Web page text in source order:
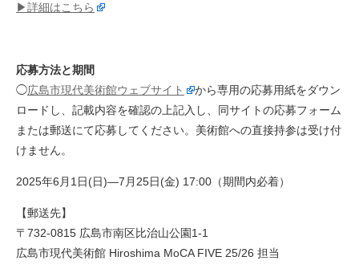
▶︎詳細はこちら
応募方法と期間
◯広島市現代美術館ウェブサイト
から専用の応募用紙をダウン
ロードし、記載内容を確認の上記入し、同サイトの応募フォーム
または郵送にて応募してください。美術館への直接持参は受け付
けません。
2025年6月1日(日)—7月25日(金) 17:00（期間内必着）
【郵送先】
〒732-0815 広島市南区比治山公園1-1
広島市現代美術館 Hiroshima MoCA FIVE 25/26 担当